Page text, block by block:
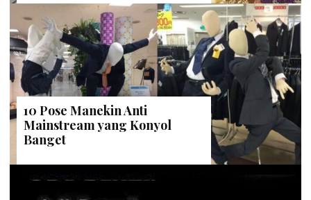
10 Pose Manekin Anti
Mainstream yang Konyol
Banget